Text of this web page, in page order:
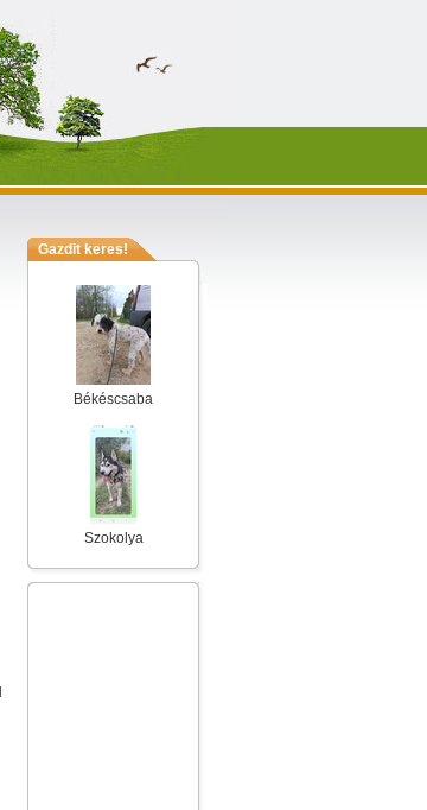
Gazdit keres!
Békéscsaba
Szokolya